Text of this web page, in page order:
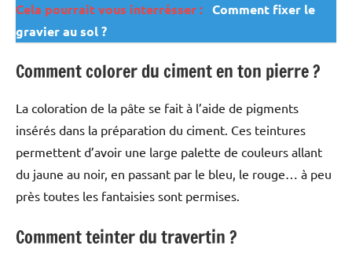
Cela pourrait vous interrésser : Comment fixer le
gravier au sol ?
Comment colorer du ciment en ton pierre ?
La coloration de la pâte se fait à l’aide de pigments
insérés dans la préparation du ciment. Ces teintures
permettent d’avoir une large palette de couleurs allant
du jaune au noir, en passant par le bleu, le rouge… à peu
près toutes les fantaisies sont permises.
Comment teinter du travertin ?